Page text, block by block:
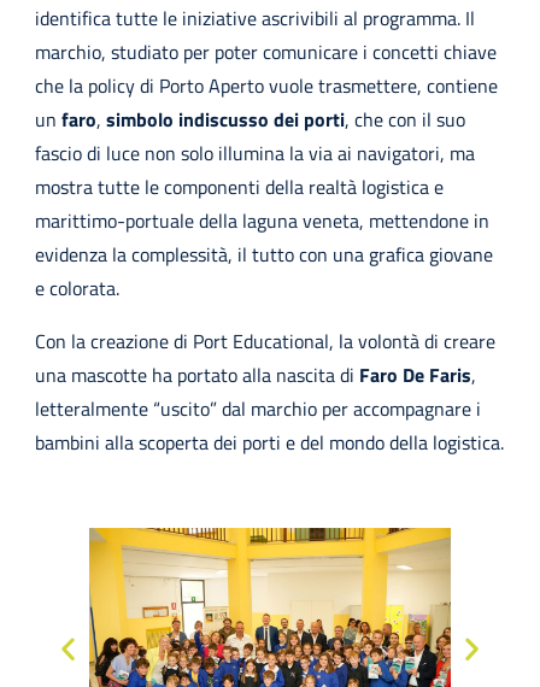
identifica tutte le iniziative ascrivibili al programma. Il
marchio, studiato per poter comunicare i concetti chiave
che la policy di Porto Aperto vuole trasmettere, contiene
un faro, simbolo indiscusso dei porti, che con il suo
fascio di luce non solo illumina la via ai navigatori, ma
mostra tutte le componenti della realtà logistica e
marittimo-portuale della laguna veneta, mettendone in
evidenza la complessità, il tutto con una grafica giovane
e colorata.
Con la creazione di Port Educational, la volontà di creare
una mascotte ha portato alla nascita di Faro De Faris,
letteralmente “uscito” dal marchio per accompagnare i
bambini alla scoperta dei porti e del mondo della logistica.